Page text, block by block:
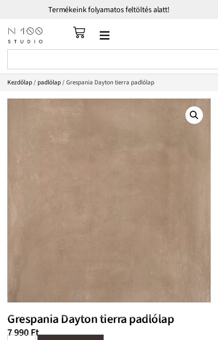
Termékeink folyamatos feltöltés alatt!
Kezdőlap/ padlólap/ Grespania Dayton tierra padlólap
Grespania Dayton tierra padlólap
7 990Ft